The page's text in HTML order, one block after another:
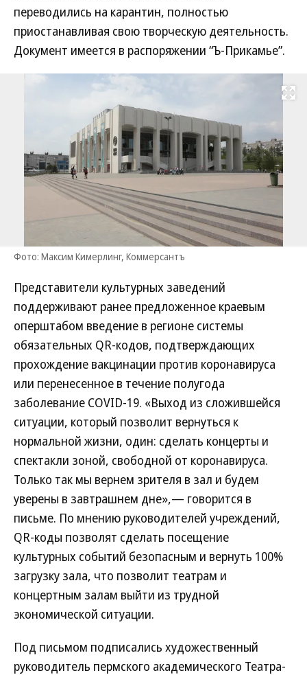
переводились на карантин, полностью
приостанавливая свою творческую деятельность.
Документ имеется в распоряжении “Ъ-Прикамье”.
Развернуть
Фото: Максим Кимерлинг, Коммерсантъ
Представители культурных заведений
поддерживают ранее предложенное краевым
оперштабом введение в регионе системы
обязательных QR-кодов, подтверждающих
прохождение вакцинации против коронавируса
или перенесенное в течение полугода
заболевание COVID-19. «Выход из сложившейся
ситуации, который позволит вернуться к
нормальной жизни, один: сделать концерты и
спектакли зоной, свободной от коронавируса.
Только так мы вернем зрителя в зал и будем
уверены в завтрашнем дне»,— говорится в
письме. По мнению руководителей учреждений,
QR-коды позволят сделать посещение
культурных событий безопасным и вернуть 100%
загрузку зала, что позволит театрам и
концертным залам выйти из трудной
экономической ситуации.
Под письмом подписались художественный
руководитель пермского академического Театра-